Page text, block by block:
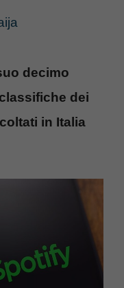
decimo
dei
in Italia